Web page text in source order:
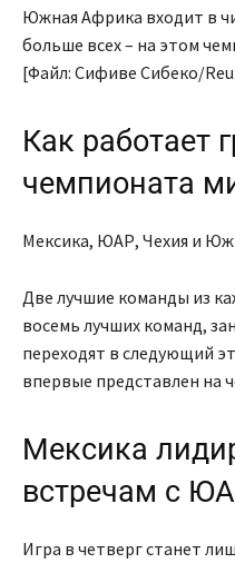
Южная Африка входит в
больше всех – на этом
[Файл: Сифиве Сибеко/
Как работает
чемпионата
Мексика, ЮАР, Чехия и
Две лучшие команды из
восемь лучших команд,
переходят в следующий
впервые представлен на
Мексика
встречам с
Игра в четверг станет